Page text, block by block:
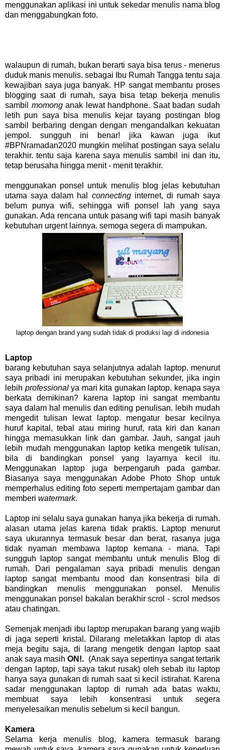
menggunakan aplikasi ini untuk sekedar menulis nama blog
dan menggabungkan foto.
walaupun di rumah, bukan berarti saya bisa terus - menerus
duduk manis menulis. sebagai Ibu Rumah Tangga tentu saja
kewajiban saya juga banyak. HP sangat membantu proses
blogging saat di rumah, saya bisa tetap bekerja menulis
sambil momonganak lewat handphone. Saat badan sudah
letih pun saya bisa menulis kejar tayang postingan blog
sambil berbaring dengan dengan mengandalkan kekuatan
jempol. sungguh ini benar! jika kawan juga ikut
#BPNramadan2020 mungkin melihat postingan saya selalu
terakhir. tentu saja karena saya menulis sambil ini dan itu,
tetap berusaha hingga menit - menit terakhir.
menggunakan ponsel untuk menulis blog jelas kebutuhan
utama saya dalam hal connectinginternet, di rumah saya
belum punya wifi, sehingga wifi ponsel lah yang saya
gunakan. Ada rencana untuk pasang wifi tapi masih banyak
kebutuhan urgent lainnya. semoga segera di mampukan.
laptop dengan brand yang sudah tidak di produksi lagi di indonesia
Laptop
barang kebutuhan saya selanjutnya adalah laptop. menurut
saya pribadi ini merupakan kebutuhan sekunder, jika ingin
lebih professionalya mari kita gunakan laptop. kenapa saya
berkata demikinan? karena laptop ini sangat membantu
saya dalam hal menulis dan editing penulisan. lebih mudah
mengedit tulisan lewat laptop. mengatur besar kecilnya
huruf kapital, tebal atau miring huruf, rata kiri dan kanan
hingga memasukkan link dan gambar. Jauh, sangat jauh
lebih mudah menggunakan laptop ketika mengetik tulisan,
bila di bandingkan ponsel yang layarnya kecil itu.
Menggunakan laptop juga berpengaruh pada gambar.
Biasanya saya menggunakan Adobe Photo Shop untuk
memperhalus editing foto seperti mempertajam gambar dan
memberi watermark.
Laptop ini selalu saya gunakan hanya jika bekerja di rumah.
alasan utama jelas karena tidak praktis. Laptop menurut
saya ukurannya termasuk besar dan berat, rasanya juga
tidak nyaman membawa laptop kemana - mana. Tapi
sungguh laptop sangat membantu untuk menulis Blog di
rumah. Dari pengalaman saya pribadi menulis dengan
laptop sangat membantu mood dan konsentrasi bila di
bandingkan menulis menggunakan ponsel. Menulis
menggunakan ponsel bakalan berakhir scrol - scrol medsos
atau chatingan.
Semenjak menjadi ibu laptop merupakan barang yang wajib
di jaga seperti kristal. Dilarang meletakkan laptop di atas
meja begitu saja, di larang mengetik dengan laptop saat
anak saya masihON!. (Anak saya sepertinya sangat tertarik
dengan laptop, tapi saya takut rusak) oleh sebab itu laptop
hanya saya gunakan di rumah saat si kecil istirahat. Karena
sadar menggunakan laptop di rumah ada batas waktu,
membuat saya lebih konsentrasi untuk segera
menyelesaikan menulis sebelum si kecil bangun.
Kamera
Selama kerja menulis blog, kamera termasuk barang